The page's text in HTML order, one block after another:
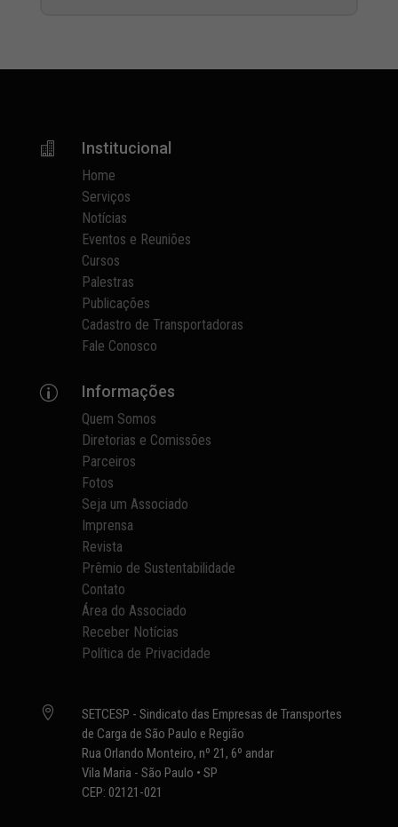
 Institucional
Home
Serviços
Notícias
Eventos e Reuniões
Cursos
Palestras
Publicações
Cadastro de Transportadoras
Fale Conosco
p Informações
Quem Somos
Diretorias e Comissões
Parceiros
Fotos
Seja um Associado
Imprensa
Revista
Prêmio de Sustentabilidade
Contato
Área do Associado
Receber Notícias
Política de Privacidade

SETCESP - Sindicato das Empresas de Transportes
de Carga de São Paulo e Região
Rua Orlando Monteiro, nº 21, 6º andar
Vila Maria - São Paulo • SP
CEP: 02121-021